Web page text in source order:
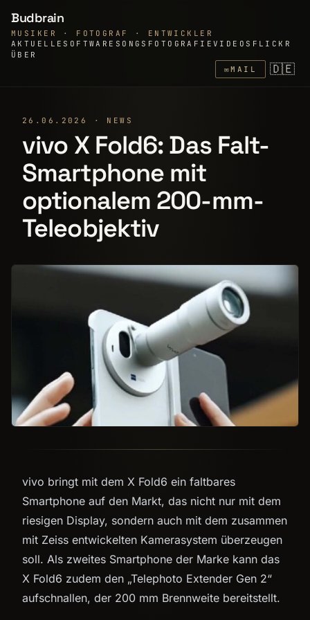
Budbrain
MUSIKER · FOTOGRAF · ENTWICKLER
AKTUELLE SOFTWARE SONGS FOTOGRAFIEVIDEOS FLICKR
ÜBER
✉MAIL 🇩🇪
26.06.2026 · NEWS
vivo X Fold6: Das Falt-
Smartphone mit
optionalem 200-mm-
Teleobjektiv
vivo bringt mit dem X Fold6 ein faltbares
Smartphone auf den Markt, das nicht nur mit dem
riesigen Display, sondern auch mit dem zusammen
mit Zeiss entwickelten Kamerasystem überzeugen
soll. Als zweites Smartphone der Marke kann das
X Fold6 zudem den „Telephoto Extender Gen 2“
aufschnallen, der 200 mm Brennweite bereitstellt.